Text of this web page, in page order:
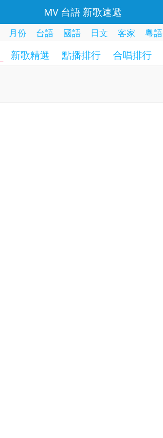
MV 台語 新歌速遞
月份 台語 國語 日文 客家 粵語
新歌精選 點播排行 合唱排行